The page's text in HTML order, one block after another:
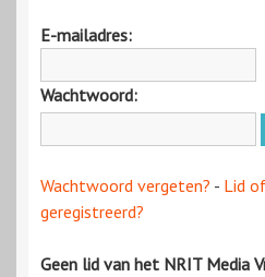
E-mailadres:
Wachtwoord:
Wachtwoord vergeten? - Lid
geregistreerd?
Geen lid van het NRIT Media